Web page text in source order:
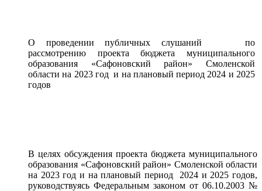
О проведении публичных слушаний по
рассмотрению проекта бюджета муниципального
образования «Сафоновский район» Смоленской
области на 2023 год и на плановый период 2024 и 2025
годов
В целях обсуждения проекта бюджета муниципального
образования «Сафоновский район» Смоленской области
на 2023 год и на плановый период 2024 и 2025 годов,
руководствуясь Федеральным законом от 06.10.2003 №